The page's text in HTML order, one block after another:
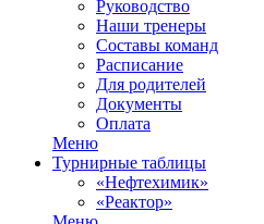
Руководство
Наши тренеры
Составы команд
Расписание
Для родителей
Документы
Оплата
Меню
Турнирные таблицы
«Нефтехимик»
«Реактор»